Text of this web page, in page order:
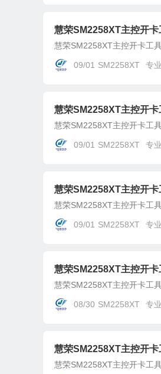
慧荣SM2258XT主控开
慧荣SM2258XT主控开卡工
09/01 SM2258XT 专
慧荣SM2258XT主控开
慧荣SM2258XT主控开卡工
09/01 SM2258XT 专
慧荣SM2258XT主控开
慧荣SM2258XT主控开卡工
09/01 SM2258XT 专
慧荣SM2258XT主控开
慧荣SM2258XT主控开卡工
08/30 SM2258XT 专
慧荣SM2258XT主控开
慧荣SM2258XT主控开卡工